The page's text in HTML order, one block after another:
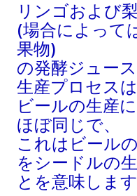
リンゴおよび梨
(場合によって
果物)
の発酵ジュー
生産プロセスは
ビールの生産
ほぼ同じで、
これはビール
をシードルの
とを意味します